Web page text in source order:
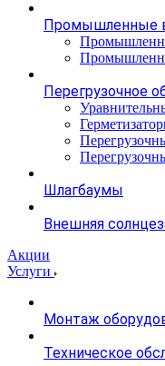
Промышленные
Перегрузочное
Шлагбаумы
Внешняя
Акции
Услуги
Монтаж
Техническое